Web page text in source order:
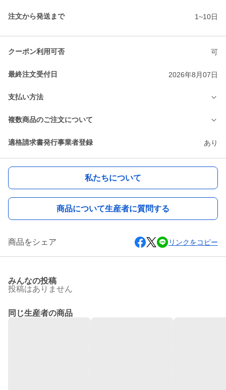
注文から発送まで 1~10日
クーポン利用可否 可
最終注文受付日 2026年8月07日
支払い方法
複数商品のご注文について
適格請求書発行事業者登録 あり
私たちについて
商品について生産者に質問する
商品をシェア リンクをコピー
みんなの投稿
投稿はありません
同じ生産者の商品